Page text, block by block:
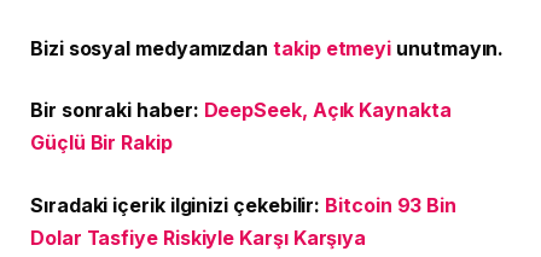
Bizi sosyal medyamızdantakip etmeyi unutmayın.
Bir sonraki haber: DeepSeek, Açık Kaynakta
Güçlü Bir Rakip
Sıradaki içerik ilginizi çekebilir: Bitcoin 93 Bin
Dolar Tasfiye Riskiyle Karşı Karşıya